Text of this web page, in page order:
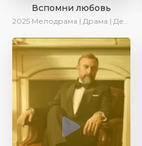
Вспомни любовь
2025 Мелодрама | Драма | Детектив | Комедия | Новинки | Сериалы 2025